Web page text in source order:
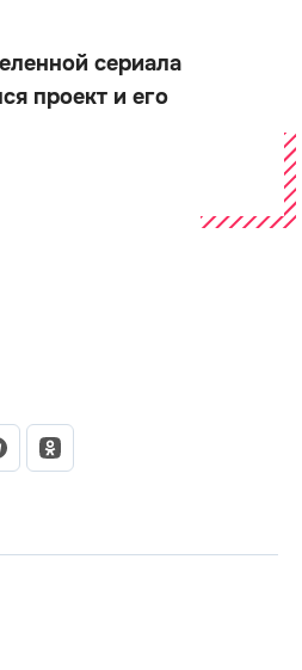
сериала
проект и его